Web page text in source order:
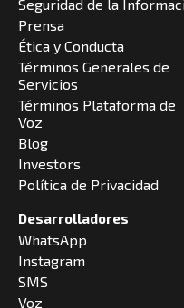
Seguridad de la
Prensa
Ética y Conducta
Términos Generales de
Servicios
Términos Plataforma de
Voz
Blog
Investors
Política de Privacidad
Desarrolladores
WhatsApp
Instagram
SMS
Voz